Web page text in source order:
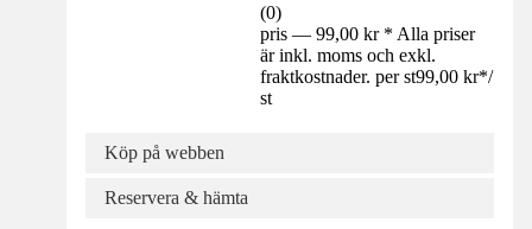
(0)
pris — 99,00 kr * Alla priser
är inkl. moms och exkl.
fraktkostnader. per st99,00 kr*/
st
Köp på webben
Reservera & hämta